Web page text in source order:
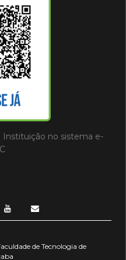
Instituição no sistema e-
de Tecnologia de